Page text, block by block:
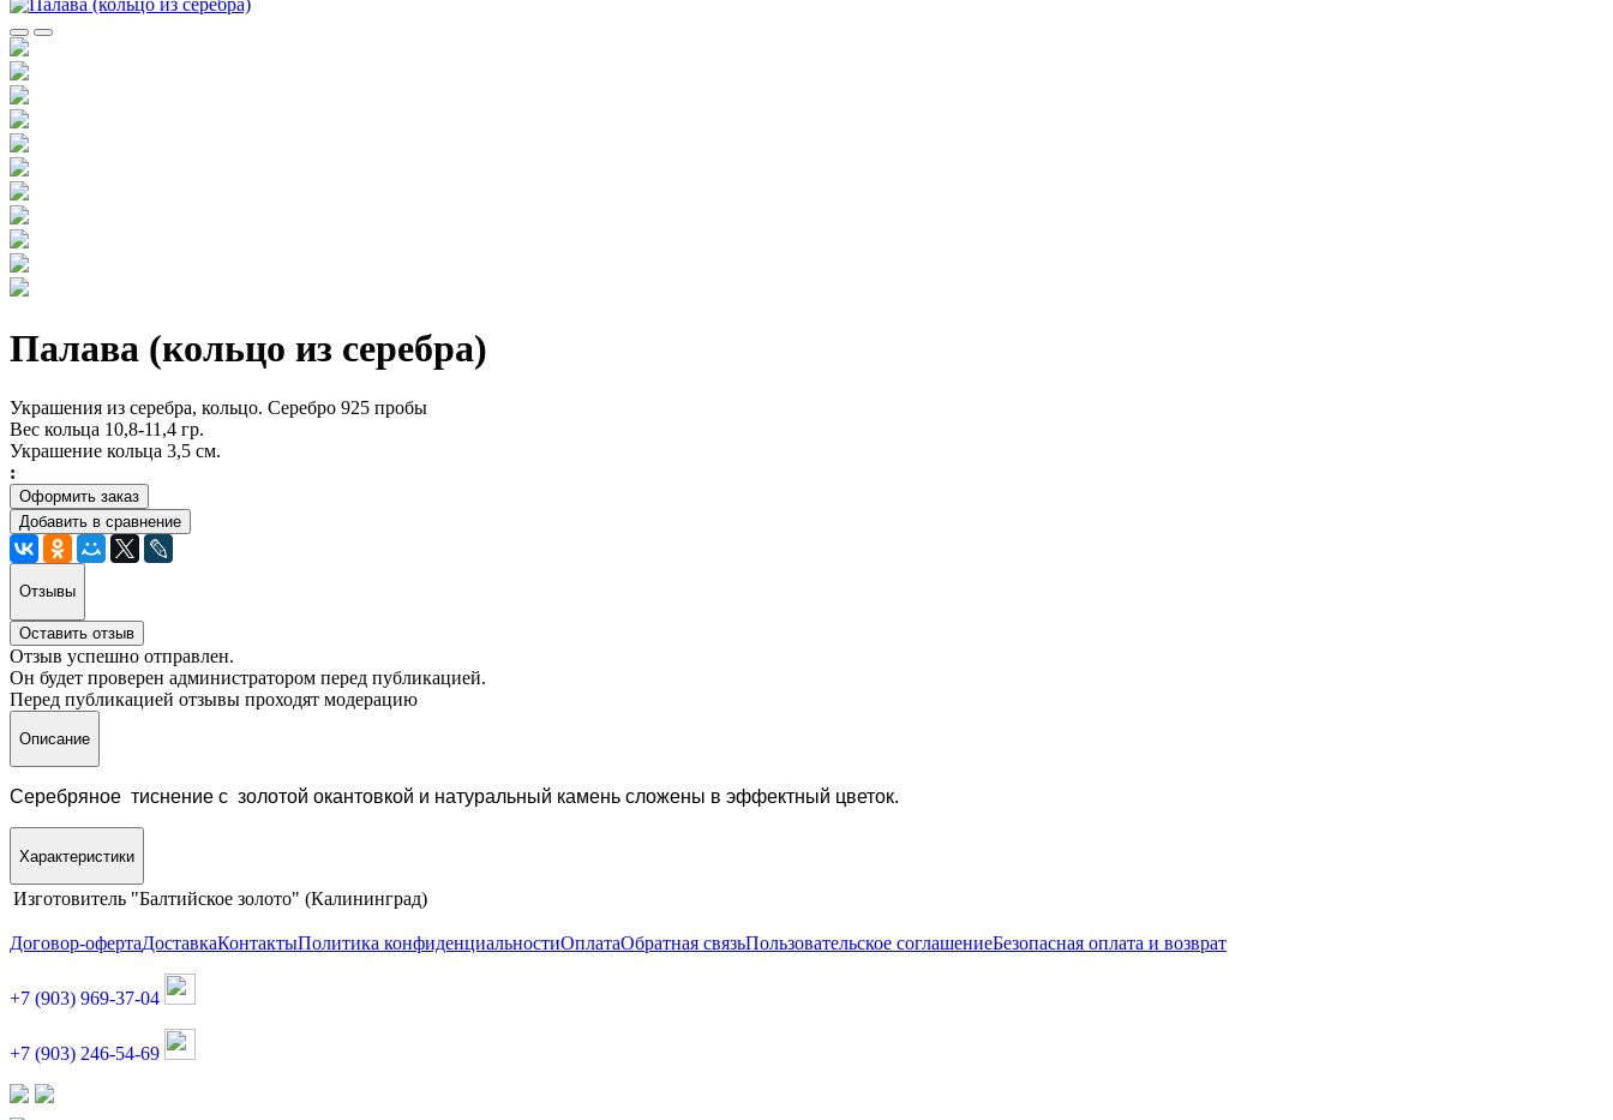
Палава (кольцо из серебра)
Украшения из серебра, кольцо. Серебро 925 пробы
Вес кольца 10,8-11,4 гр.
Украшение кольца 3,5 см.
:
Оформить заказ
Добавить в сравнение
Отзывы
Оставить отзыв
Отзыв успешно отправлен.
Он будет проверен администратором перед публикацией.
Перед публикацией отзывы проходят модерацию
Описание
Серебряное тиснение с золотой окантовкой и натуральный камень сложены в эффектный цветок.
Характеристики
Изготовитель "Балтийское золото" (Калининград)
Договор-офертаДоставкаКонтактыПолитика конфиденциальностиОплатаОбратная связьПользовательское соглашениеБезопасная оплата и возврат
+7 (903) 969-37-04
+7 (903) 246-54-69